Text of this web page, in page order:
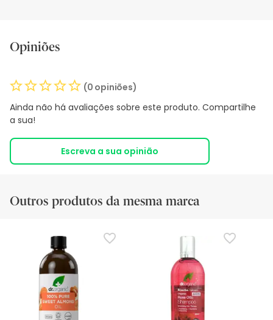
Opiniões
(0 opiniões)
Ainda não há avaliações sobre este produto. Compartilhe
a sua!
Escreva a sua opinião
Outros produtos da mesma marca